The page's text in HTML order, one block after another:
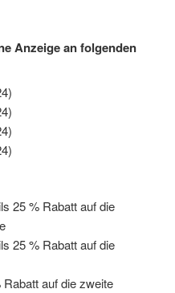
Anzeige an folgenden
25 % Rabatt auf die
25 % Rabatt auf die
auf die zweite